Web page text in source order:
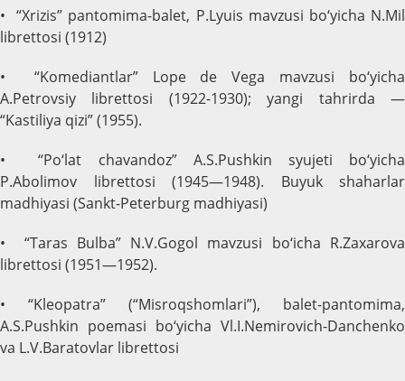
• “Xrizis” pantomima-balet, P.Lyuis mavzusi bo‘yicha N.Mil
librettosi (1912)
• “Komediantlar” Lope de Vega mavzusi bo‘yicha
A.Petrovsiy librettosi (1922-1930); yangi tahrirda —
“Kastiliya qizi” (1955).
• “Po‘lat chavandoz” A.S.Pushkin syujeti bo‘yicha
P.Abolimov librettosi (1945—1948). Buyuk shaharlar
madhiyasi (Sankt-Peterburg madhiyasi)
• “Taras Bulba” N.V.Gogol mavzusi bo‘icha R.Zaxarova
librettosi (1951—1952).
• “Kleopatra” (“Misroqshomlari”), balet-pantomima,
A.S.Pushkin poemasi bo‘yicha Vl.I.Nemirovich-Danchenko
va L.V.Baratovlar librettosi